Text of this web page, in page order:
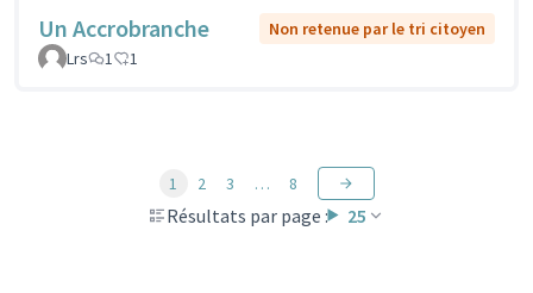
Un Accrobranche
Non retenue par le tri citoyen
Lrs
1 1
Résultats par page : 25
1 2 3 … 8